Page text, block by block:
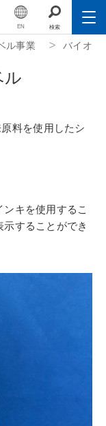
EN 検索
ル事業 バイオマ
ル
料を使用したシ
キを使用するこ
することができ